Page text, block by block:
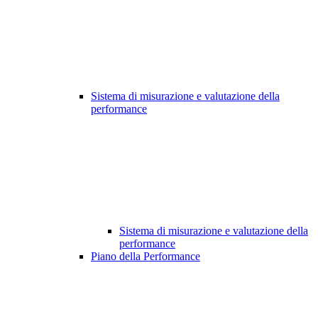
Sistema di misurazione e valutazione della
performance
Sistema di misurazione e valutazione della
performance
Piano della Performance